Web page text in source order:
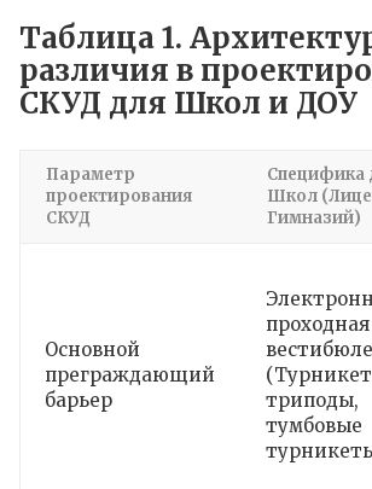
Таблица 1.
различия в
СКУД для Школ и ДОУ
Параметр
проектирования
СКУД
Специфика
Школ
Гимназий)
Основной
преграждающий
барьер
вестибюле
триподы,
тумбовые